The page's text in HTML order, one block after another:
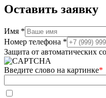
Оставить заявку
Имя *
Номер телефона *
Защита от автоматических
Введите слово на картинке*